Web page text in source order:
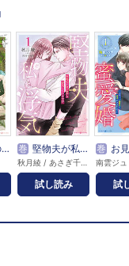
巻 堅物夫が私（妻）と浮気しています！？
試し読み
巻 お見合い代役からはじ
試